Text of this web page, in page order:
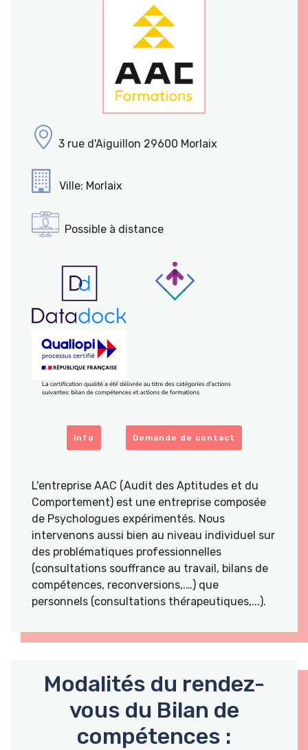
3 rue d'Aiguillon 29600 Morlaix
Ville: Morlaix
Possible à distance
info Demande de contact
L'entreprise AAC (Audit des Aptitudes et du
Comportement) est une entreprise composée
de Psychologues expérimentés. Nous
intervenons aussi bien au niveau individuel sur
des problématiques professionnelles
(consultations souffrance au travail, bilans de
compétences, reconversions,.…) que
personnels (consultations thérapeutiques,...).
Modalités du rendez-
vous du Bilan de
compétences :